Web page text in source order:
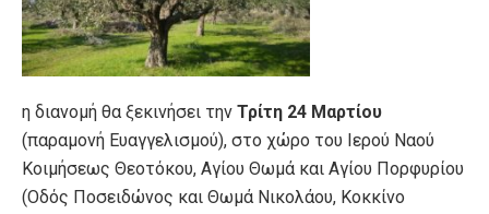
η διανομή θα ξεκινήσει την Τρίτη 24 Μαρτίου
(παραμονή Ευαγγελισμού), στο χώρο του Ιερού Ναού
Κοιμήσεως Θεοτόκου, Αγίου Θωμά και Αγίου Πορφυρίου
(Οδός Ποσειδώνος και Θωμά Νικολάου, Κοκκίνο